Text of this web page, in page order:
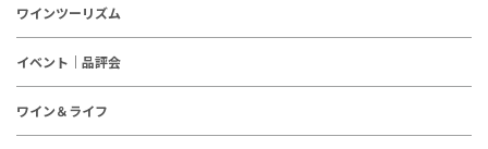
ワインツーリズム
イベント｜品評会
ワイン＆ライフ